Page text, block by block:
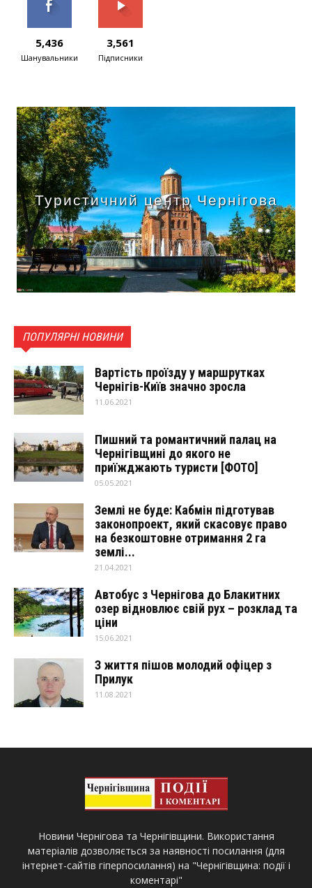
5,436
Шанувальники
3,561
Підписники
Туристичний центр Чернігова
ПОПУЛЯРНІ НОВИНИ
Вартість проїзду у маршрутках
Чернігів-Київ значно зросла
11.06.2021
Пишний та романтичний палац на
Чернігівщині до якого не
приїжджають туристи [ФОТО]
05.05.2021
Землі не буде: Кабмін підготував
законопроект, який скасовує право
на безкоштовне отримання 2 га
землі...
21.04.2021
Автобус з Чернігова до Блакитних
озер відновлює свій рух – розклад та
ціни
15.06.2021
З життя пішов молодий офіцер з
Прилук
11.08.2021
Новини Чернігова та Чернігівщини. Використання
матеріалів дозволяється за наявності посилання (для
інтернет-сайтів гіперпосилання) на "Чернігівщина: події і
коментарі"